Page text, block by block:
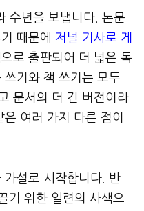
수년을 보냅니다. 논문
때문에 저널 기사로 게
로 출판되어 더 넓은 독
기와 책 쓰기는 모두
문서의 더 긴 버전이라
여러 가지 다른 점이
가설로 시작합니다. 반
기 위한 일련의 사색으